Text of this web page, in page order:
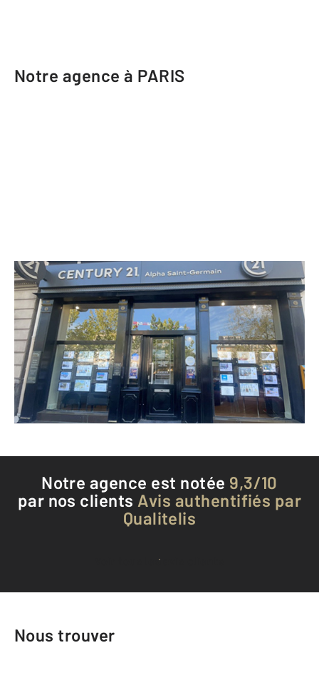
Notre agence à PARIS
CENTURY 21 Alpha Saint-Germain
49 quai des Grands Augustins
PARIS - 75006
Envoyer un message
Téléphoner à l'agence
Notre agence est notée 9,3/10
par nos clients Avis authentifiés par
Qualitelis
Voir tous les avis clients
Nous trouver